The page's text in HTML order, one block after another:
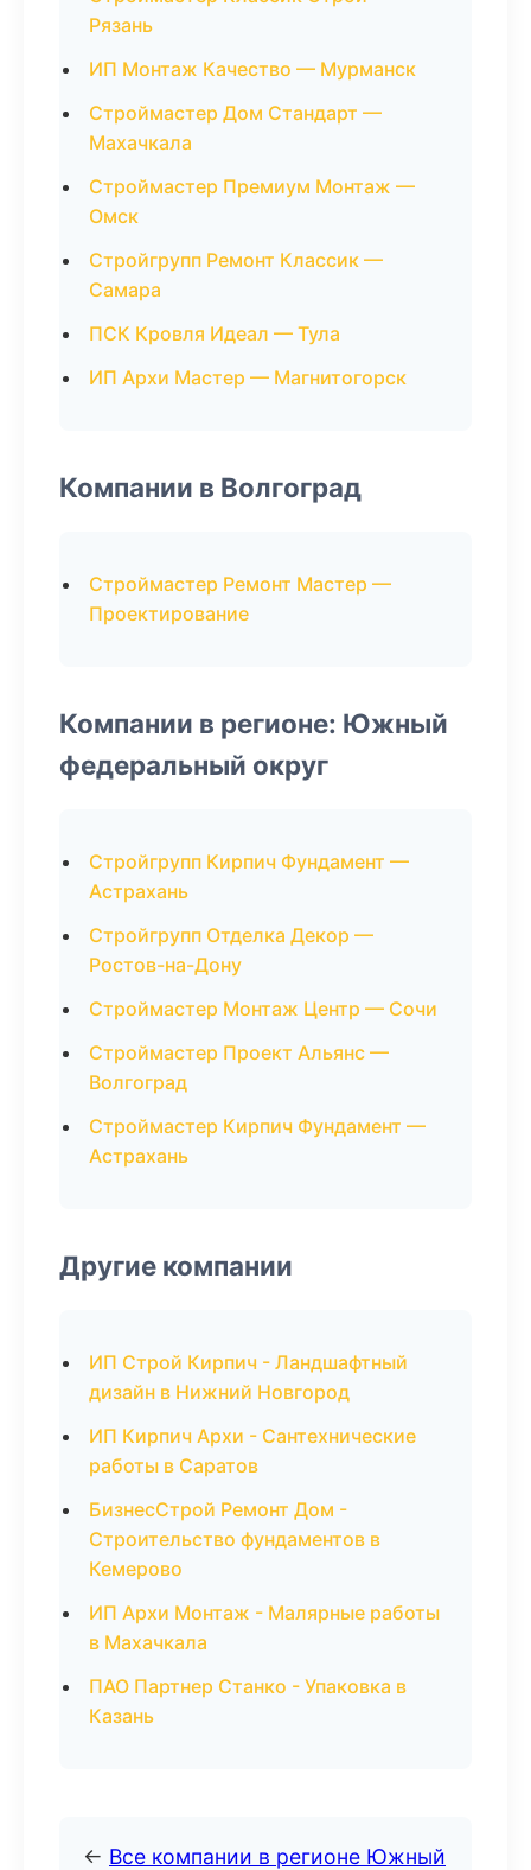
Рязань
ИП Монтаж Качество — Мурманск
Строймастер Дом Стандарт —
Махачкала
Строймастер Премиум Монтаж —
Омск
Стройгрупп Ремонт Классик —
Самара
ПСК Кровля Идеал — Тула
ИП Архи Мастер — Магнитогорск
Компании в Волгоград
Строймастер Ремонт Мастер —
Проектирование
Компании в регионе: Южный
федеральный округ
Стройгрупп Кирпич Фундамент —
Астрахань
Стройгрупп Отделка Декор —
Ростов-на-Дону
Строймастер Монтаж Центр — Сочи
Строймастер Проект Альянс —
Волгоград
Строймастер Кирпич Фундамент —
Астрахань
Другие компании
ИП Строй Кирпич - Ландшафтный
дизайн в Нижний Новгород
ИП Кирпич Архи - Сантехнические
работы в Саратов
БизнесСтрой Ремонт Дом -
Строительство фундаментов в
Кемерово
ИП Архи Монтаж - Малярные работы
в Махачкала
ПАО Партнер Станко - Упаковка в
Казань
← Все компании в регионе Южный